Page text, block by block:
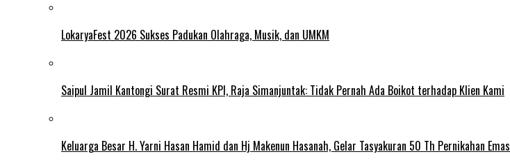
LokaryaFest 2026 Sukses Padukan Olahraga, Musik, dan UMKM
Saipul Jamil Kantongi Surat Resmi KPI, Raja Simanjuntak: Tidak Pernah Ada Boikot terhadap Klien Kami
Keluarga Besar H. Yarni Hasan Hamid dan Hj Makenun Hasanah, Gelar Tasyakuran 50 Th Pernikahan Emas